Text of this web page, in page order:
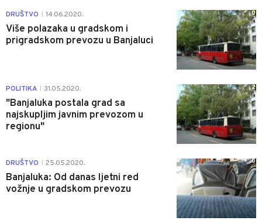
DRUŠTVO 14.06.2020.
Više polazaka u gradskom i
prigradskom prevozu u Banjaluci
0
POLITIKA 31.05.2020.
"Banjaluka postala grad sa
najskupljim javnim prevozom u
regionu"
2
DRUŠTVO 25.05.2020.
Banjaluka: Od danas ljetni red
vožnje u gradskom prevozu
0